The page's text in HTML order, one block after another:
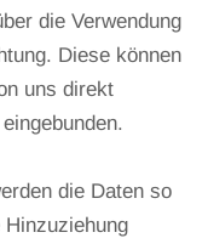
die Verwendung
Diese können
uns direkt
die Daten so